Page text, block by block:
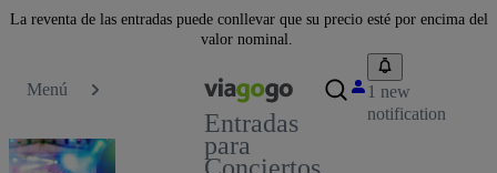
La reventa de las entradas puede conllevar que su precio esté por encima del
valor nominal.
Menú
Entradas
para
Conciertos,
1 new
notification